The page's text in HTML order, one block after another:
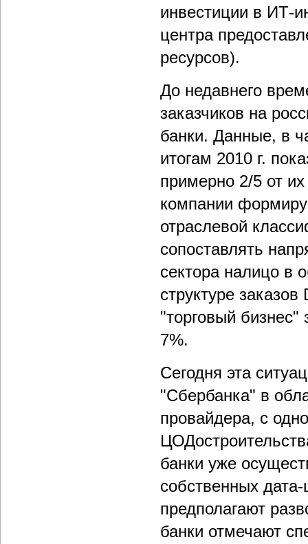
инвестиции в ИТ-
центра
ресурсов).
До недавнего
заказчиков на
банки. Данные, в
итогам 2010 г.
примерно 2/5 от
компании
отраслевой
сопоставлять
сектора налицо в
структуре
"торговый бизнес"
7%.
Сегодня эта
"Сбербанка" в
провайдера, с
банки уже
собственных
предполагают
банки отмечают